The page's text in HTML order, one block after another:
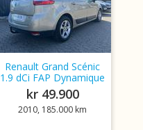
Renault Grand Scénic
1.9 dCi FAP Dynamique
kr 49.900
2010, 185.000 km